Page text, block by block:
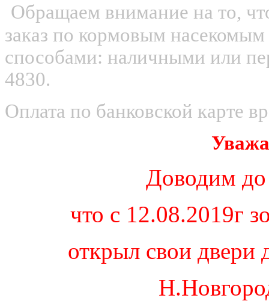
Обращаем внимание на то,
заказ по кормовым
способами: наличными или
4830.
Оплата по банковской карте
Доводим до
что с
открыл свои двери